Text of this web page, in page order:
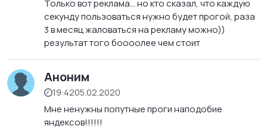
Только вот реклама… но кто сказал, что каждую
секунду пользоваться нужно будет прогой, раза
3 в месяц жаловаться на рекламу можно))
результат того боооолее чем стоит
Аноним
19:4205.02.2020
Мне ненужны попутные проги наподобие
яндексов!!!!!!